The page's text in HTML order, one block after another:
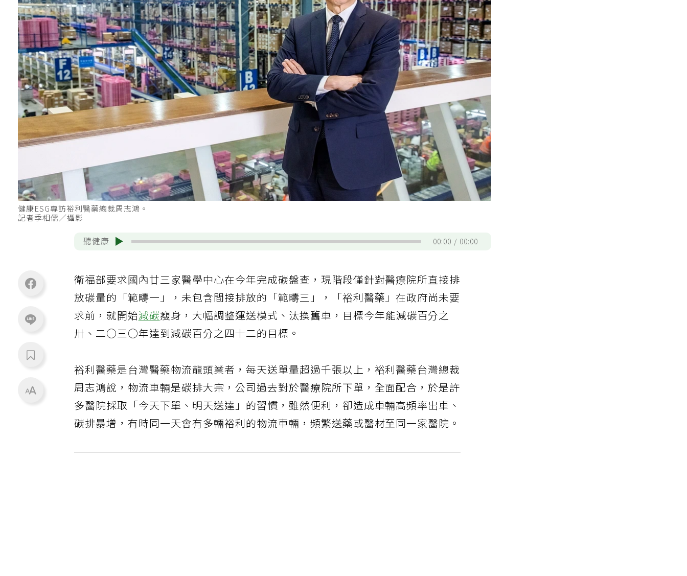
健康ESG專訪裕利醫藥總裁周志鴻。
記者季相儒／攝影
聽健康 00:00 00:00
衛福部要求國內廿三家醫學中心在今年完成碳盤查，現階段僅針對醫療院所直接排
放碳量的「範疇一」，未包含間接排放的「範疇三」，「裕利醫藥」在政府尚未要
求前，就開始減碳瘦身，大幅調整運送模式、汰換舊車，目標今年能減碳百分之
卅、二○三○年達到減碳百分之四十二的目標。
裕利醫藥是台灣醫藥物流龍頭業者，每天送單量超過千張以上，裕利醫藥台灣總裁
周志鴻說，物流車輛是碳排大宗，公司過去對於醫療院所下單，全面配合，於是許
多醫院採取「今天下單、明天送達」的習慣，雖然便利，卻造成車輛高頻率出車、
碳排暴增，有時同一天會有多輛裕利的物流車輛，頻繁送藥或醫材至同一家醫院。